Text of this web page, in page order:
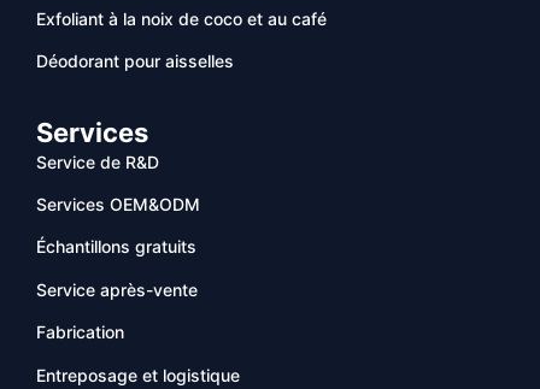
Exfoliant à la noix de coco et au café
Déodorant pour aisselles
Services
Service de R&D
Services OEM&ODM
Échantillons gratuits
Service après-vente
Fabrication
Entreposage et logistique